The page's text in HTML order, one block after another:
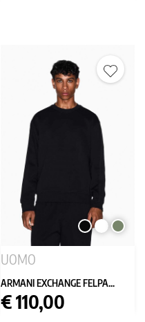
NEROBIANCOVERDE
UOMO
ARMANI EXCHANGE FELPA...
Prezzo
€ 110,00